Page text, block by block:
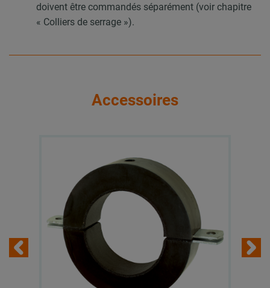
doivent être commandés séparément (voir chapitre
« Colliers de serrage »).
Accessoires